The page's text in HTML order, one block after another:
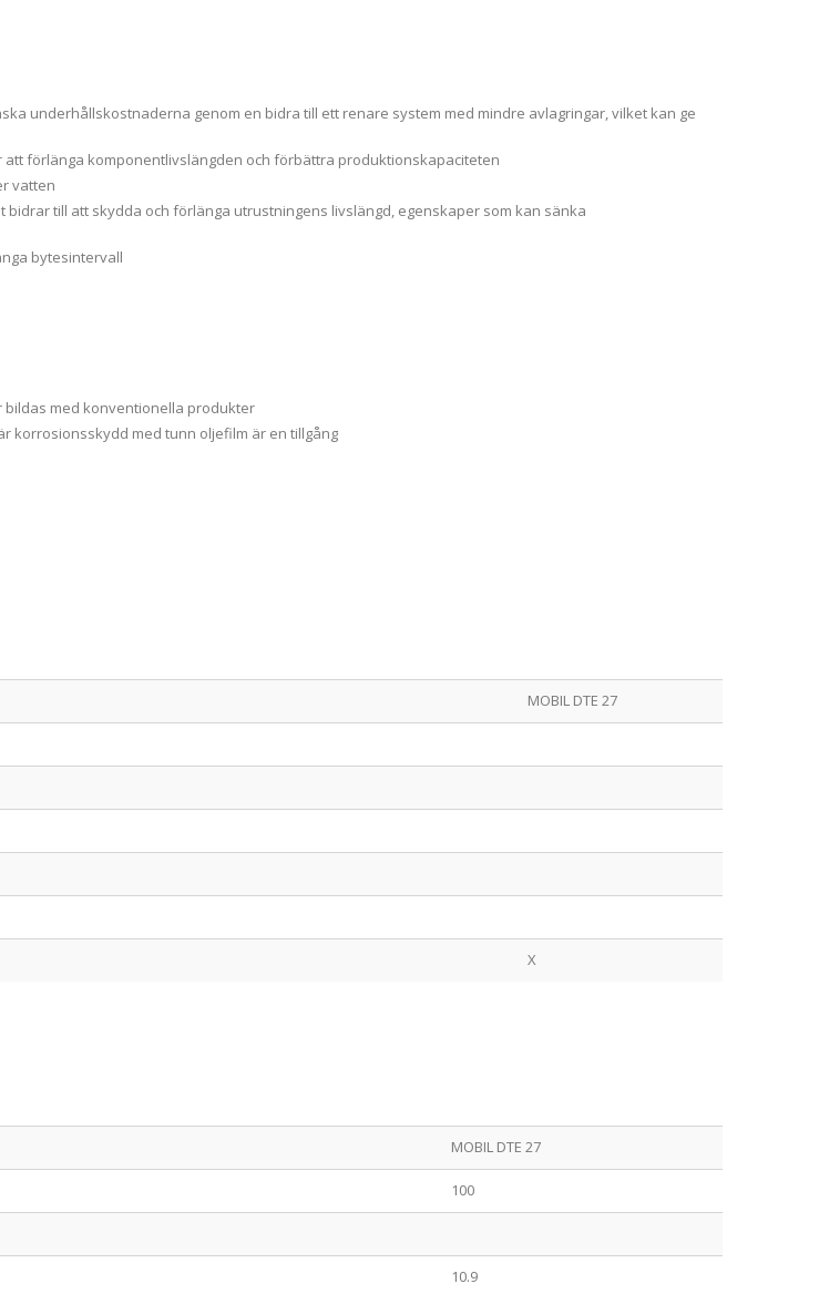
underhållskostnaderna genom en bidra till ett renare system med mindre avlagringar, vilket kan ge
förlänga komponentlivslängden och förbättra produktionskapaciteten
vatten
till att skydda och förlänga utrustningens livslängd, egenskaper som kan sänka
bytesintervall
bildas med konventionella produkter
korrosionsskydd med tunn oljefilm är en tillgång
MOBIL DTE 27
X
MOBIL DTE 27
100
10.9